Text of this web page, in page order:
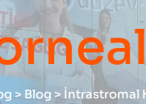
> Blog > İntrastromal